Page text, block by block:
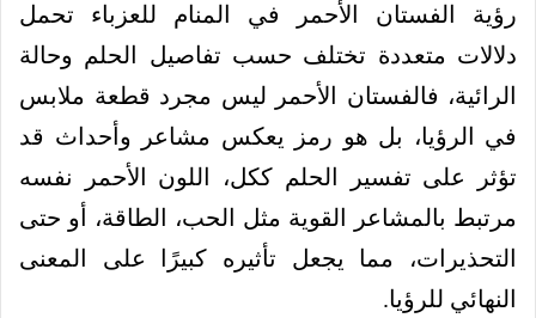
رؤية الفستان الأحمر في المنام للعزباء تحمل
دلالات متعددة تختلف حسب تفاصيل الحلم وحالة
الرائية، فالفستان الأحمر ليس مجرد قطعة ملابس
في الرؤيا، بل هو رمز يعكس مشاعر وأحداث قد
تؤثر على تفسير الحلم ككل، اللون الأحمر نفسه
مرتبط بالمشاعر القوية مثل الحب، الطاقة، أو حتى
التحذيرات، مما يجعل تأثيره كبيرًا على المعنى
النهائي للرؤيا.